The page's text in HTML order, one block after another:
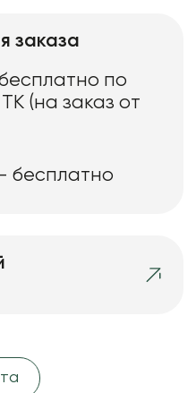
заказа
по
(на заказ от
бесплатно